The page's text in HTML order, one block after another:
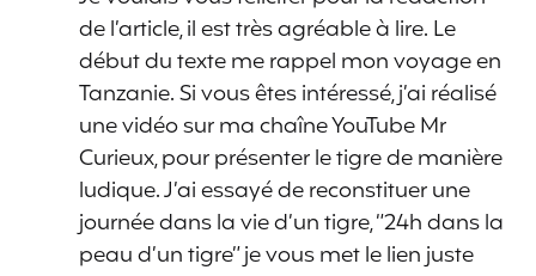
de l’article, il est très agréable à lire. Le
début du texte me rappel mon voyage en
Tanzanie. Si vous êtes intéressé, j’ai réalisé
une vidéo sur ma chaîne YouTube Mr
Curieux, pour présenter le tigre de manière
ludique. J’ai essayé de reconstituer une
journée dans la vie d’un tigre, “24h dans la
peau d’un tigre” je vous met le lien juste